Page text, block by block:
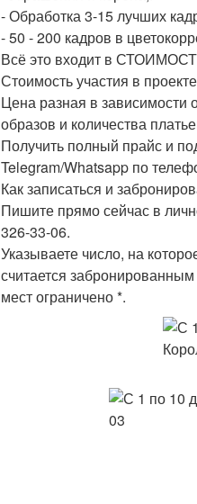
- Обработка 3-15 лучших
- 50 - 200 кадров в
Всё это входит в
Стоимость участия в
Цена разная в зависимости
образов и количества
Получить полный прайс и
Telegram/Whatsapp по
Как записаться и
Пишите прямо сейчас в
326-33-06.
Указываете число, на
считается
мест ограничено *.